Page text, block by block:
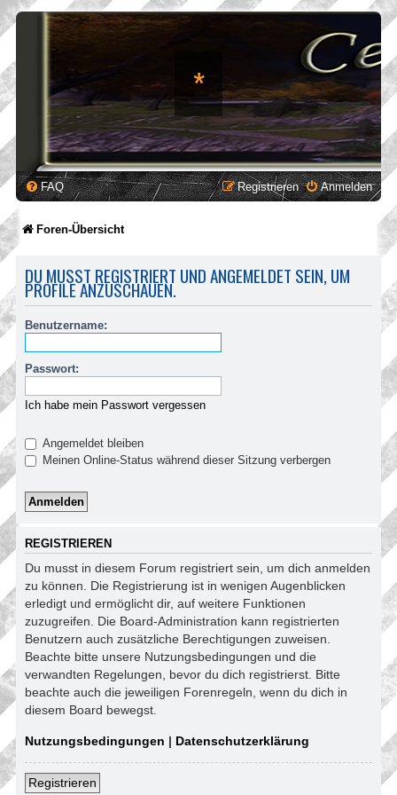
*
FAQ Anmelden
Registrieren
Foren-Übersicht
DU MUSST REGISTRIERT UND ANGEMELDET SEIN, UM
PROFILE ANZUSCHAUEN.
Benutzername:
Passwort:
Ich habe mein Passwort vergessen
Angemeldet bleiben
Meinen Online-Status während dieser Sitzung verbergen
REGISTRIEREN
Du musst in diesem Forum registriert sein, um dich anmelden
zu können. Die Registrierung ist in wenigen Augenblicken
erledigt und ermöglicht dir, auf weitere Funktionen
zuzugreifen. Die Board-Administration kann registrierten
Benutzern auch zusätzliche Berechtigungen zuweisen.
Beachte bitte unsere Nutzungsbedingungen und die
verwandten Regelungen, bevor du dich registrierst. Bitte
beachte auch die jeweiligen Forenregeln, wenn du dich in
diesem Board bewegst.
Nutzungsbedingungen | Datenschutzerklärung
Registrieren